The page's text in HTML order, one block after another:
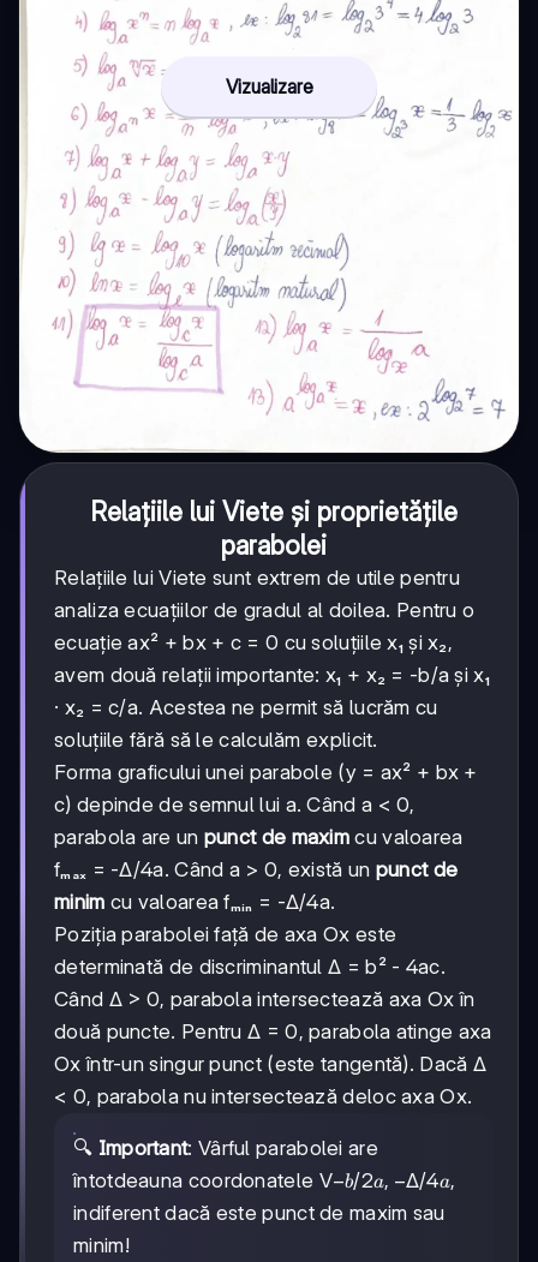
Vizualizare
Relațiile lui Viete și proprietățile
parabolei
Relațiile lui Viete sunt extrem de utile pentru
analiza ecuațiilor de gradul al doilea. Pentru o
ecuație ax² + bx + c = 0 cu soluțiile x₁ și x₂,
avem două relații importante: x₁ + x₂ = -b/a și x₁
· x₂ = c/a. Acestea ne permit să lucrăm cu
soluțiile fără să le calculăm explicit.
Forma graficului unei parabole (y = ax² + bx +
c) depinde de semnul lui a. Când a < 0,
parabola are un punct de maxim cu valoarea
fₘₐₓ = -Δ/4a. Când a > 0, există un punct de
minim cu valoarea fₘᵢₙ = -Δ/4a.
Poziția parabolei față de axa Ox este
determinată de discriminantul Δ = b² - 4ac.
Când Δ > 0, parabola intersectează axa Ox în
două puncte. Pentru Δ = 0, parabola atinge axa
Ox într-un singur punct (este tangentă). Dacă Δ
< 0, parabola nu intersectează deloc axa Ox.
🔍 Important: Vârful parabolei are
întotdeauna coordonatele V-
b/2a,
-Δ/4a
−b/2a, −Δ/4a,
indiferent dacă este punct de maxim sau
minim!